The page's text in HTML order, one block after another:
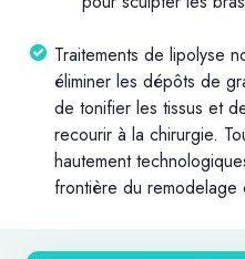
Traitements de lipolyse
éliminer les dépôts de
de tonifier les tissus et
recourir à la chirurgie.
hautement
frontière du remodelage